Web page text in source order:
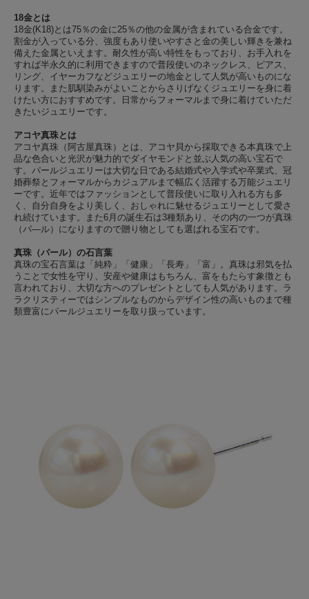
18金とは
18金(K18)とは75％の金に25％の他の金属が含まれている合金です。
割金が入っている分、強度もあり使いやすさと金の美しい輝きを兼ね
備えた金属といえます。耐久性が高い特性をもっており、お手入れを
すれば半永久的に利用できますので普段使いのネックレス、ピアス、
リング、イヤーカフなどジュエリーの地金として人気が高いものにな
ります。また肌馴染みがよいことからさりげなくジュエリーを身に着
けたい方におすすめです。日常からフォーマルまで身に着けていただ
きたいジュエリーです。
アコヤ真珠とは
アコヤ真珠（阿古屋真珠）とは、アコヤ貝から採取できる本真珠で上
品な色合いと光沢が魅力的でダイヤモンドと並ぶ人気の高い宝石で
す。パールジュエリーは大切な日である結婚式や入学式や卒業式、冠
婚葬祭とフォーマルからカジュアルまで幅広く活躍する万能ジュエリ
ーです。近年ではファッションとして普段使いに取り入れる方も多
く、自分自身をより美しく、おしゃれに魅せるジュエリーとして愛さ
れ続けています。また6月の誕生石は3種類あり、その内の一つが真珠
（パ―ル）になりますので贈り物としても選ばれる宝石です。
真珠（パール）の石言葉
真珠の宝石言葉は「純粋」「健康」「長寿」「富」。真珠は邪気を払
うことで女性を守り、安産や健康はもちろん、富をもたらす象徴とも
言われており、大切な方へのプレゼントとしても人気があります。ラ
ラクリスティーではシンプルなものからデザイン性の高いものまで種
類豊富にパールジュエリーを取り扱っています。